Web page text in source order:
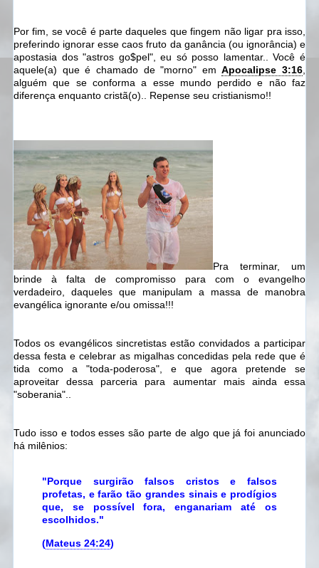
Por fim, se você é parte daqueles que fingem não ligar pra isso,
preferindo ignorar esse caos fruto da ganância (ou ignorância) e
apostasia dos "astros go$pel", eu só posso lamentar.. Você é
aquele(a) que é chamado de "morno" emApocalipse 3:16
alguém que se conforma a esse mundo perdido e não faz
diferença enquanto cristã(o).. Repense seu cristianismo!!
Pra terminar, um
brinde à falta de compromisso para com o evangelho
verdadeiro, daqueles que manipulam a massa de manobra
evangélica ignorante e/ou omissa!!!
Todos os evangélicos sincretistas estão convidados a participar
dessa festa e celebrar as migalhas concedidas pela rede que é
tida como a "toda-poderosa", e que agora pretende se
aproveitar dessa parceria para aumentar mais ainda essa
"soberania"..
Tudo isso e todos esses são parte de algo que já foi anunciado
há milênios:
"Porque surgirão falsos cristos e falsos
profetas, e farão tão grandes sinais e prodígios
que, se possível fora, enganariam até os
escolhidos."
(Mateus 24:24)